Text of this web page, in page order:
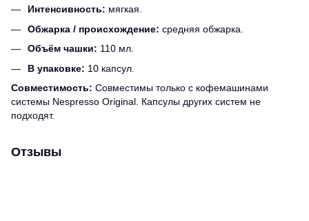
Интенсивность: мягкая.
Обжарка / происхождение: средняя обжарка.
Объём чашки: 110 мл.
В упаковке: 10 капсул.
Совместимость: Совместимы только с кофемашинами
системы Nespresso Original. Капсулы других систем не
подходят.
Отзывы